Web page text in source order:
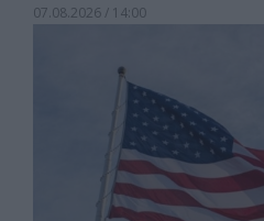
07.08.2026 / 14:00